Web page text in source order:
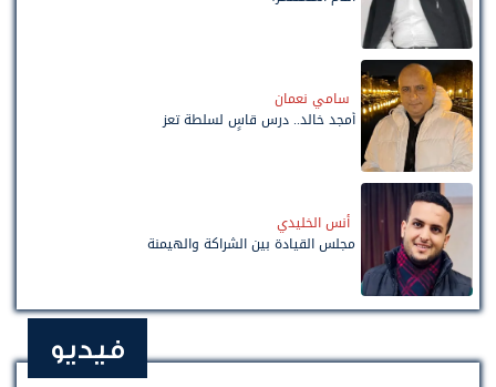
سامي نعمان
أمجد خالد.. درس قاسٍ لسلطة تعز
أنس الخليدي
مجلس القيادة بين الشراكة والهيمنة
فيديو